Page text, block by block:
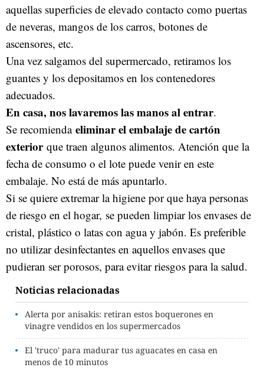
aquellas superficies de elevado contacto como puertas
de neveras, mangos de los carros, botones de
ascensores, etc.
Una vez salgamos del supermercado, retiramos los
guantes y los depositamos en los contenedores
adecuados.
En casa, nos lavaremos las manos al entrar.
Se recomienda eliminar el embalaje de cartón
exterior que traen algunos alimentos. Atención que la
fecha de consumo o el lote puede venir en este
embalaje. No está de más apuntarlo.
Si se quiere extremar la higiene por que haya personas
de riesgo en el hogar, se pueden limpiar los envases de
cristal, plástico o latas con agua y jabón. Es preferible
no utilizar desinfectantes en aquellos envases que
pudieran ser porosos, para evitar riesgos para la salud.
Noticias relacionadas
Alerta por anisakis: retiran estos boquerones en
vinagre vendidos en los supermercados
El 'truco' para madurar tus aguacates en casa en
menos de 10 minutos